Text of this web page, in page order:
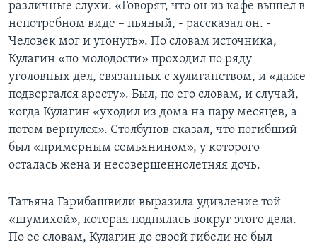
различные слухи. «Говорят, что он из кафе вышел в
непотребном виде – пьяный, - рассказал он. -
Человек мог и утонуть». По словам источника,
Кулагин «по молодости» проходил по ряду
уголовных дел, связанных с хулиганством, и «даже
подвергался аресту». Был, по его словам, и случай,
когда Кулагин «уходил из дома на пару месяцев, а
потом вернулся». Столбунов сказал, что погибший
был «примерным семьянином», у которого
осталась жена и несовершеннолетняя дочь.
Татьяна Гарибашвили выразила удивление той
«шумихой», которая поднялась вокруг этого дела.
По ее словам, Кулагин до своей гибели не был